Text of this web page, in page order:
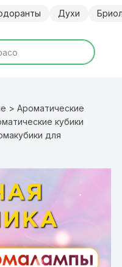
Духи
>Ароматические
кубики
для